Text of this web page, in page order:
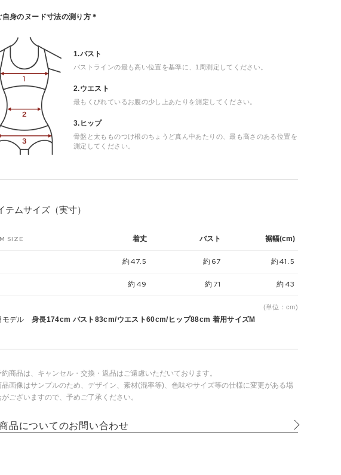
自身のヌード寸法の測り方＊
1.バスト
バストラインの最も高い位置を基準に、1周測定してください。
2.ウエスト
最もくびれているお腹の少し上あたりを測定してください。
3.ヒップ
骨盤と太もものつけ根のちょうど真ん中あたりの、最も高さのある位置を
測定してください。
テムサイズ（実寸）
SIZE 着丈 バスト 裾幅(cm)
約47.5 約67 約41.5
約49 約71 約43
(単位：cm)
モデル 身長174cm バスト83cm/ウエスト60cm/ヒップ88cm 着用サイズM
商品は、キャンセル・交換・返品はご遠慮いただいております。
画像はサンプルのため、デザイン、素材(混率等)、色味やサイズ等の仕様に変更がある場
がございますので、予めご了承ください。
品についてのお問い合わせ